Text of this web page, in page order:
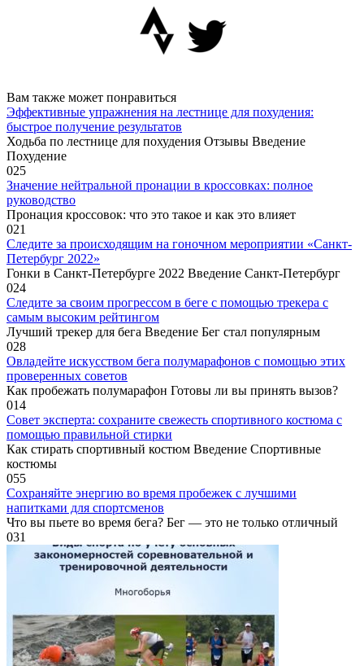
Вам также может понравиться
Эффективные упражнения на лестнице для похудения:
быстрое получение результатов
Ходьба по лестнице для похудения Отзывы Введение
Похудение
025
Значение нейтральной пронации в кроссовках: полное
руководство
Пронация кроссовок: что это такое и как это влияет
021
Следите за происходящим на гоночном мероприятии «Санкт-
Петербург 2022»
Гонки в Санкт-Петербурге 2022 Введение Санкт-Петербург
024
Следите за своим прогрессом в беге с помощью трекера с
самым высоким рейтингом
Лучший трекер для бега Введение Бег стал популярным
028
Овладейте искусством бега полумарафонов с помощью этих
проверенных советов
Как пробежать полумарафон Готовы ли вы принять вызов?
014
Совет эксперта: сохраните свежесть спортивного костюма с
помощью правильной стирки
Как стирать спортивный костюм Введение Спортивные
костюмы
055
Сохраняйте энергию во время пробежек с лучшими
напитками для спортсменов
Что вы пьете во время бега? Бег — это не только отличный
031